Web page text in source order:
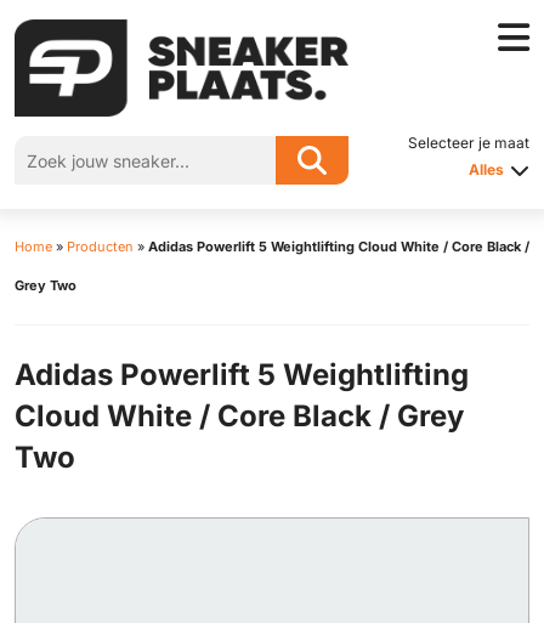
Selecteer je maat
Alles
Home » Producten » Adidas Powerlift 5 Weightlifting Cloud White / Core Black /
Grey Two
Adidas Powerlift 5 Weightlifting
Cloud White / Core Black / Grey
Two